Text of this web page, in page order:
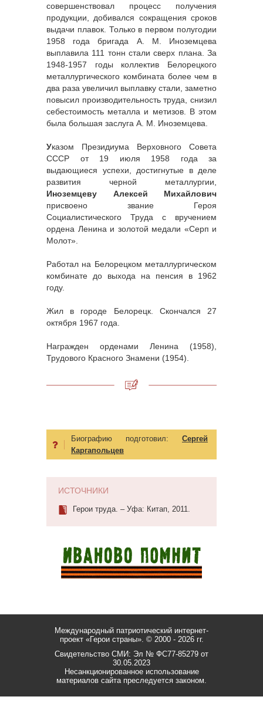
совершенствовал процесс получения
продукции, добивался сокращения сроков
выдачи плавок. Только в первом полугодии
1958 года бригада А. М. Иноземцева
выплавила 111 тонн стали сверх плана. За
1948-1957 годы коллектив Белорецкого
металлургического комбината более чем в
два раза увеличил выплавку стали, заметно
повысил производительность труда, снизил
себестоимость металла и метизов. В этом
была большая заслуга А. М. Иноземцева.
Указом Президиума Верховного Совета
СССР от 19 июля 1958 года за
выдающиеся успехи, достигнутые в деле
развития черной металлургии,
Иноземцеву Алексей Михайлович
присвоено звание Героя
Социалистического Труда с вручением
ордена Ленина и золотой медали «Серп и
Молот».
Работал на Белорецком металлургическом
комбинате до выхода на пенсия в 1962
году.
Жил в городе Белорецк. Скончался 27
октября 1967 года.
Награжден орденами Ленина (1958),
Трудового Красного Знамени (1954).
Биографию подготовил: Сергей
Каргапольцев
ИСТОЧНИКИ
Герои труда. – Уфа: Китап, 2011.
Международный патриотический интернет-
проект «Герои страны». © 2000 - 2026 гг.
Свидетельство СМИ: Эл № ФС77-85279 от
30.05.2023
Несанкционированное использование
материалов сайта преследуется законом.